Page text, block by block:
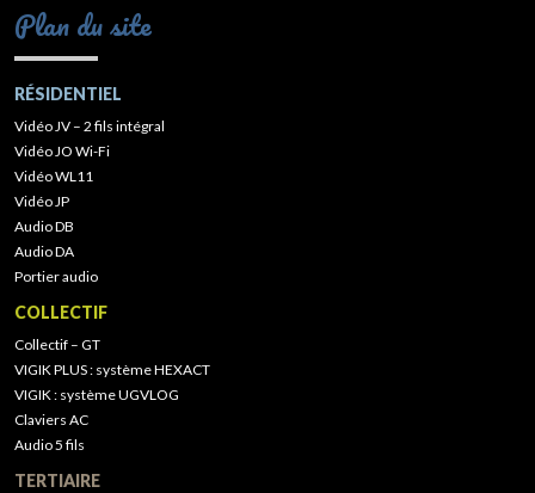
Plan du site
RÉSIDENTIEL
Vidéo JV – 2 fils intégral
Vidéo JO Wi-Fi
Vidéo WL11
Vidéo JP
Audio DB
Audio DA
Portier audio
COLLECTIF
Collectif – GT
VIGIK PLUS : système HEXACT
VIGIK : système UGVLOG
Claviers AC
Audio 5 fils
TERTIAIRE